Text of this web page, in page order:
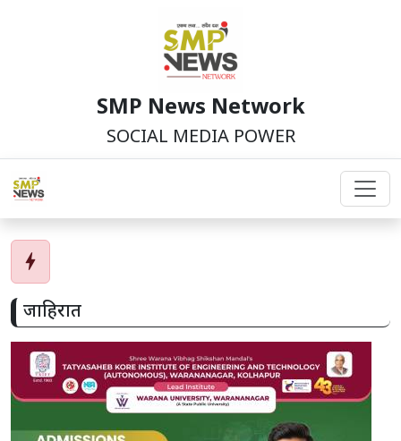
SMP News Network
SOCIAL MEDIA POWER
bolt
जाहिरात